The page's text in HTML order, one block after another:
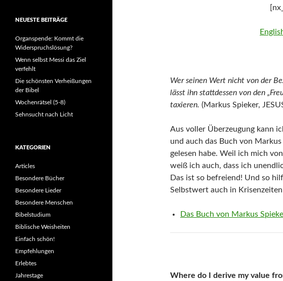
Wer seinen Wert nicht von der
lässt ihn stattdessen von den
taxieren. (Markus Spieker,
Aus voller Überzeugung kann
und auch das Buch von
gelesen habe. Weil ich mich
weiß ich auch, dass ich
Das ist so befreiend! Und so
Selbstwert auch in
Das Buch von Markus
Where do I derive my value
NEUESTE BEITRÄGE
Organspende: Kommt die
Widerspruchslösung?
Wenn selbst Messi das Ziel
verfehlt
Die schönsten Verheißungen
der Bibel
Wochenrätsel (5-8)
Sehnsucht nach Licht
KATEGORIEN
Articles
Besondere Bücher
Besondere Lieder
Besondere Menschen
Bibelstudium
Biblische Weisheiten
Einfach schön!
Empfehlungen
Erlebtes
Jahrestage